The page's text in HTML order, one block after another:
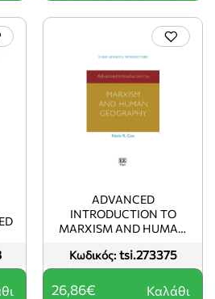
Κωδικός: tsi.273375
ADVANCED
INTRODUCTION TO
MARXISM AND HUMAN
26,86€ Καλάθι